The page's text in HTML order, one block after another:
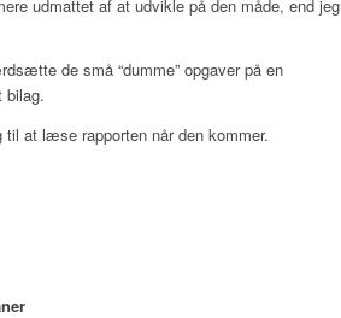
udmattet af at udvikle på den måde, end jeg
de små “dumme” opgaver på en
bilag.
at læse rapporten når den kommer.